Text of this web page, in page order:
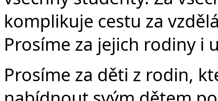
komplikuje cestu za
Prosíme za jejich rodiny i
Prosíme za děti z rodin,